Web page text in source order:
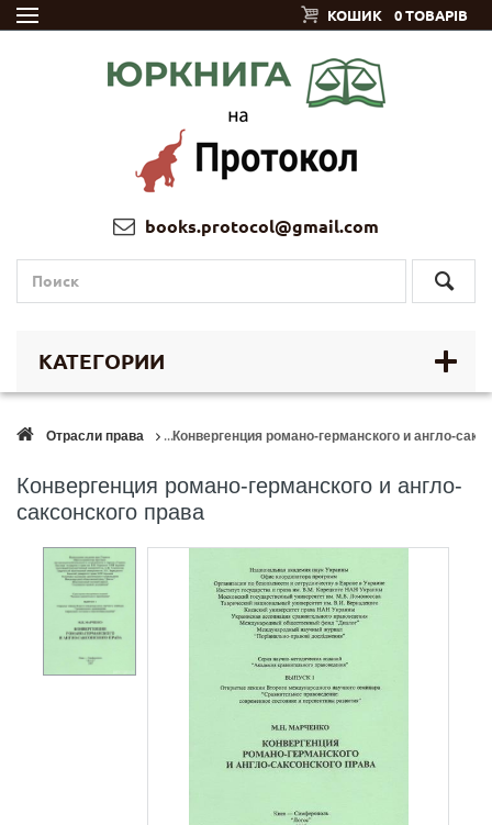
КОШИК 0 ТОВАРІВ
books.protocol@gmail.com
КАТЕГОРИИ
Отрасли права Конвергенция романо-германского и англо-
Конвергенция романо-германского и англо-
саксонского права